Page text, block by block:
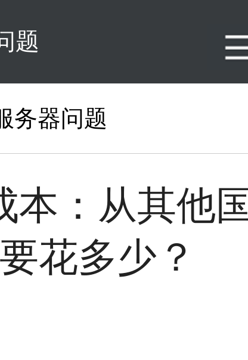
题
务器问题
本：从其他国
花多少？